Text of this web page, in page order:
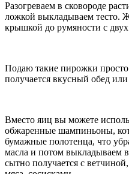
Разогреваем в сковороде
ложкой выкладываем тесто.
крышкой до румяности с двух
Подаю такие пирожки
получается вкусный обед
Вместо яиц вы можете
обжаренные шампиньоны,
бумажные полотенца, что
масла и потом выкладываем
сытно получается с